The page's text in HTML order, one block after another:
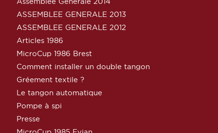
ASSEMBLEE GENERALE 2013
ASSEMBLEE GENERALE 2012
Articles 1986
MicroCup 1986 Brest
Comment installer un double tangon
Gréement textile ?
Le tangon automatique
Pompe à spi
Presse